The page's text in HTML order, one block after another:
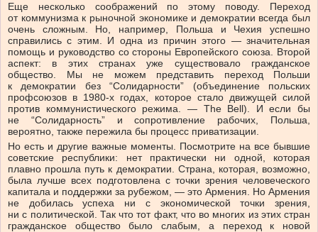
Еще несколько соображений по этому поводу. Переход
от коммунизма к рыночной экономике и демократии всегда был
очень сложным. Но, например, Польша и Чехия успешно
справились с этим. И одна из причин этого — значительная
помощь и руководство со стороны Европейского союза. Второй
аспект: в этих странах уже существовало гражданское
общество. Мы не можем представить переход Польши
к демократии без “Солидарности” (объединение польских
профсоюзов в 1980-х годах, которое стало движущей силой
против коммунистического режима. — The Bell). И если бы
не “Солидарность” и сопротивление рабочих, Польша,
вероятно, также пережила бы процесс приватизации.
Но есть и другие важные моменты. Посмотрите на все бывшие
советские республики: нет практически ни одной, которая
плавно прошла путь к демократии. Страна, которая, возможно,
была лучше всех подготовлена с точки зрения человеческого
капитала и поддержки за рубежом, — это Армения. Но Армения
не добилась успеха ни с экономической точки зрения,
ни с политической. Так что тот факт, что во многих из этих стран
гражданское общество было слабым, а переход к новой